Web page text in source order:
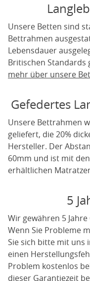
Unsere Betten sind
Bettrahmen
Lebensdauer
Britischen Standards
mehr über unsere
Gefedertes
Unsere Bettrahmen
geliefert, die 20%
Hersteller. Der
60mm und ist mit
erhältlichen
5
Wir gewähren 5
Wenn Sie Probleme
Sie sich bitte mit uns
einen
Problem kostenlos
dieser Garantiezeit